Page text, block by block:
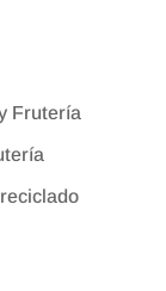
Frutería